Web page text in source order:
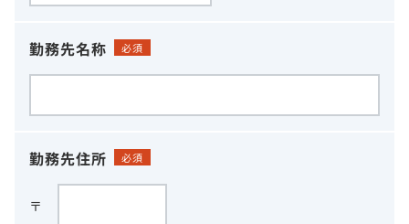
勤務先名称 必須
勤務先住所 必須
〒